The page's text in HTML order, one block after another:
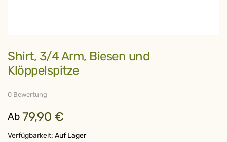
Zum
Anfang
der
Bildergalerie
Shirt, 3/4 Arm, Biesen und
Klöppelspitze
0 Bewertung
Ab 79,90 €
Verfügbarkeit: Auf Lager